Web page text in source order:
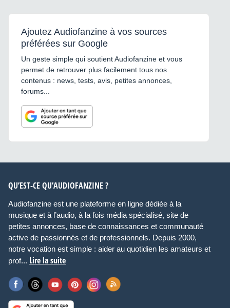
Ajoutez Audiofanzine à vos sources
préférées sur Google
Un geste simple qui soutient Audiofanzine et vous
permet de retrouver plus facilement tous nos
contenus : news, tests, avis, petites annonces,
forums...
QU’EST-CE QU’AUDIOFANZINE ?
Audiofanzine est une plateforme en ligne dédiée à la
musique et à l’audio, à la fois média spécialisé, site de
petites annonces, base de connaissances et communauté
active de passionnés et de professionnels. Depuis 2000,
notre vocation est simple : aider au quotidien les amateurs et
prof... Lire la suite